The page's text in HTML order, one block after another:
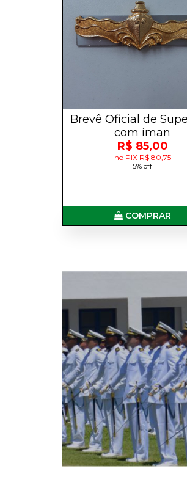
Brevê Oficial de
com íman
R$ 85,00
no PIX R$ 80,75
5% off
COMPRAR